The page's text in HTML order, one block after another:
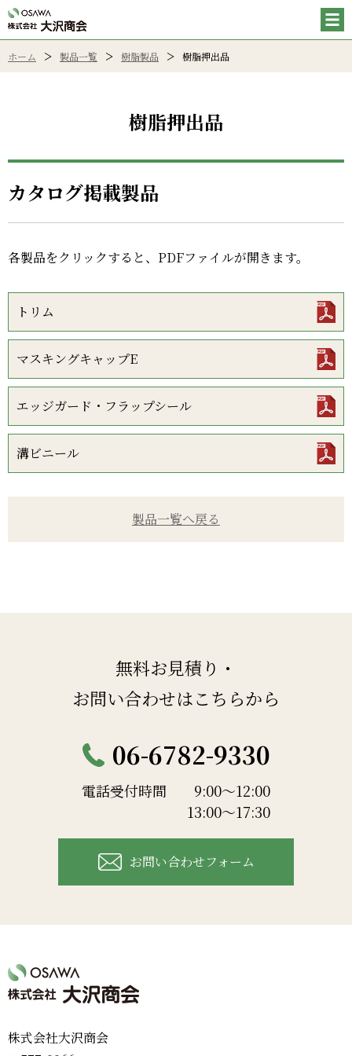
ホーム 製品一覧 樹脂製品 樹脂押出品
樹脂押出品
カタログ掲載製品
各製品をクリックすると、PDFファイルが開きます。
トリム
マスキングキャップE
エッジガード・フラップシール
溝ビニール
製品一覧へ戻る
無料お見積り・
お問い合わせはこちらから
06-6782-9330
電話受付時間
9:00～12:00
13:00～17:30
お問い合わせフォーム
株式会社大沢商会